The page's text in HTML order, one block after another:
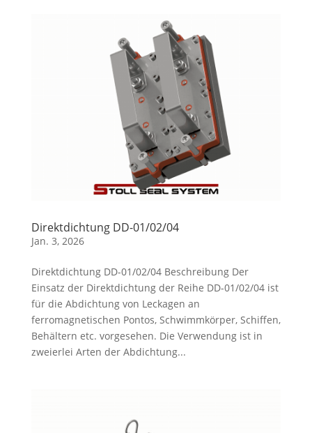
Direktdichtung DD-01/02/04
Jan. 3, 2026
Direktdichtung DD-01/02/04 Beschreibung Der
Einsatz der Direktdichtung der Reihe DD-01/02/04 ist
für die Abdichtung von Leckagen an
ferromagnetischen Pontos, Schwimmkörper, Schiffen,
Behältern etc. vorgesehen. Die Verwendung ist in
zweierlei Arten der Abdichtung...